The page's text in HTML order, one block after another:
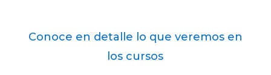
Conoce en detalle lo que veremos en
los cursos